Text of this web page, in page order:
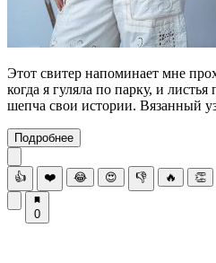
Этот свитер напоминает мне
когда я гуляла по парку, и
шепча свои истории. Вязанный
Подробнее
👍 ❤️ 😂 😍 👎 🔥 👏
0